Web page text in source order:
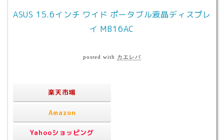
ASUS 15.6インチ ワイド ポータブル液晶ディスプレ
イ MB16AC
posted with カエレバ
楽天市場
Amazon
Yahooショッピング